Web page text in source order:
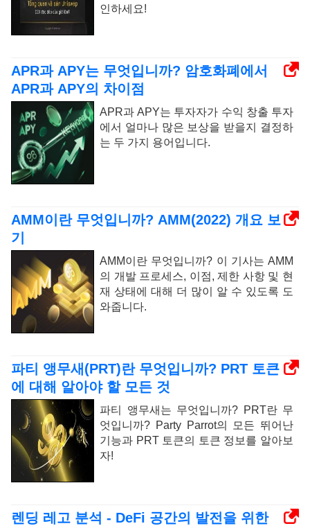
인하세요!
APR과 APY는 무엇입니까? 암호화폐에서
APR과 APY의 차이점
APR과 APY는 투자자가 수익 창출 투자
에서 얼마나 많은 보상을 받을지 결정하
는 두 가지 용어입니다.
AMM이란 무엇입니까? AMM(2022) 개요 보
기
AMM이란 무엇입니까? 이 기사는 AMM
의 개발 프로세스, 이점, 제한 사항 및 현
재 상태에 대해 더 많이 알 수 있도록 도
와줍니다.
파티 앵무새(PRT)란 무엇입니까? PRT 토큰
에 대해 알아야 할 모든 것
파티 앵무새는 무엇입니까? PRT란 무
엇입니까? Party Parrot의 모든 뛰어난
기능과 ​​PRT 토큰의 토큰 정보를 알아보
자!
렌딩 레고 분석 - DeFi 공간의 발전을 위한